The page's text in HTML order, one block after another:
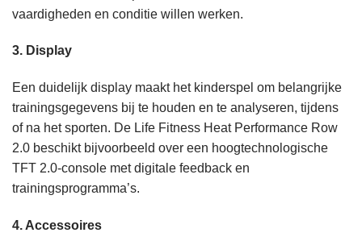
vaardigheden en conditie willen werken.
3. Display
Een duidelijk display maakt het kinderspel om belangrijke
trainingsgegevens bij te houden en te analyseren, tijdens
of na het sporten. De Life Fitness Heat Performance Row
2.0 beschikt bijvoorbeeld over een hoogtechnologische
TFT 2.0-console met digitale feedback en
trainingsprogramma’s.
4. Accessoires